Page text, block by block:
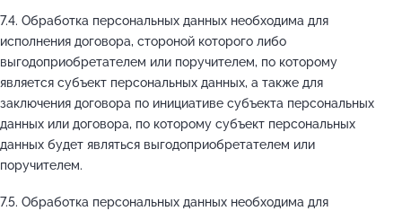
7.4. Обработка персональных данных необходима для
исполнения договора, стороной которого либо
выгодоприобретателем или поручителем, по которому
является субъект персональных данных, а также для
заключения договора по инициативе субъекта персональных
данных или договора, по которому субъект персональных
данных будет являться выгодоприобретателем или
поручителем.
7.5. Обработка персональных данных необходима для